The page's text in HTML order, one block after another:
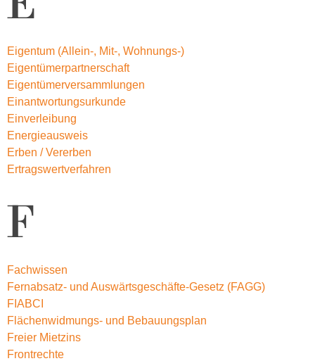
Eigentum (Allein-, Mit-, Wohnungs-)
Eigentümerpartnerschaft
Eigentümerversammlungen
Einantwortungsurkunde
Einverleibung
Energieausweis
Erben / Vererben
Ertragswertverfahren
F
Fachwissen
Fernabsatz- und Auswärtsgeschäfte-Gesetz (FAGG)
FIABCI
Flächenwidmungs- und Bebauungsplan
Freier Mietzins
Frontrechte